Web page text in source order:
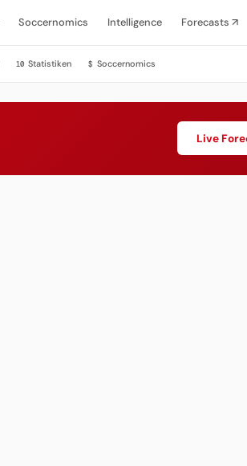
Soccernomics Intelligence Forecasts ↗
10 Statistiken $ Soccernomics
Live